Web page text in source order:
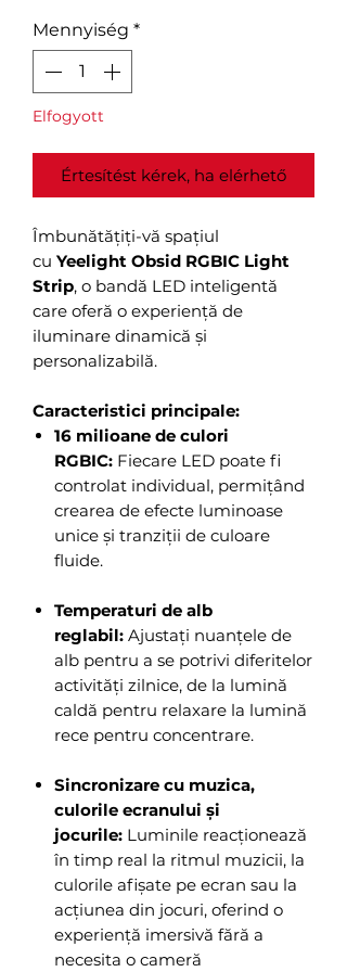
Mennyiség *
Elfogyott
Értesítést kérek, ha elérhető
Îmbunătățiți-vă spațiul
cu Yeelight Obsid RGBIC Light
Strip, o bandă LED inteligentă
care oferă o experiență de
iluminare dinamică și
personalizabilă.
Caracteristici principale:
16 milioane de culori
RGBIC: Fiecare LED poate fi
controlat individual, permițând
crearea de efecte luminoase
unice și tranziții de culoare
fluide.
Temperaturi de alb
reglabil: Ajustați nuanțele de
alb pentru a se potrivi diferitelor
activități zilnice, de la lumină
caldă pentru relaxare la lumină
rece pentru concentrare.
Sincronizare cu muzica,
culorile ecranului și
jocurile: Luminile reacționează
în timp real la ritmul muzicii, la
culorile afișate pe ecran sau la
acțiunea din jocuri, oferind o
experiență imersivă fără a
necesita o cameră